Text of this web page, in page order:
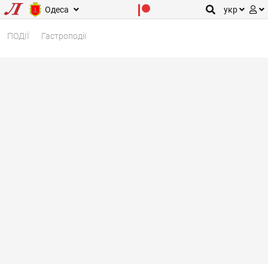
Одеса укр
ПОДІЇ Гастроподії